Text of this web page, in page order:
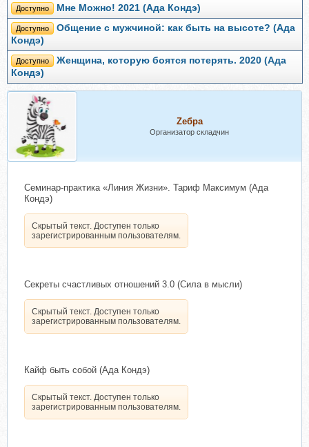
Доступно Мне Можно! 2021 (Ада Кондэ)
Доступно
Общение с мужчиной: как быть на высоте? (Ада
Кондэ)
Доступно
Женщина, которую боятся потерять. 2020 (Ада
Кондэ)
Zебра
Организатор складчин
Семинар-практика «Линия Жизни». Тариф Максимум (Ада
Кондэ)
Скрытый текст. Доступен только
зарегистрированным пользователям.
Секреты счастливых отношений 3.0 (Сила в мысли)
Скрытый текст. Доступен только
зарегистрированным пользователям.
Кайф быть собой (Ада Кондэ)
Скрытый текст. Доступен только
зарегистрированным пользователям.